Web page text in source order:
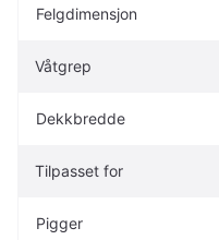
Felgdimensjon
Våtgrep
Dekkbredde
Tilpasset for
Pigger